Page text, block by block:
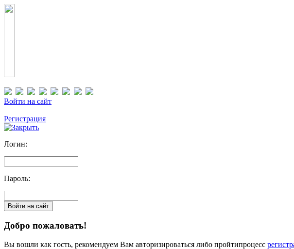
Войти на сайт
Регистрация
Логин:
Пароль:
Добро пожаловать!
Вы вошли как гость, рекомендуем Вам авторизироваться либо пройтипроцесс